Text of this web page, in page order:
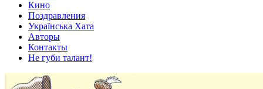
Кино
Поздравления
Українська Хата
Авторы
Контакты
Не губи талант!